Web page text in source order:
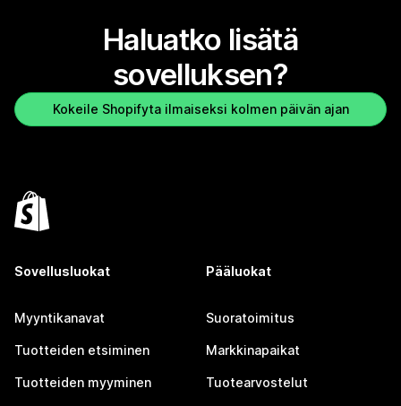
Haluatko lisätä
sovelluksen?
Kokeile Shopifyta ilmaiseksi kolmen päivän ajan
Sovellusluokat
Myyntikanavat
Tuotteiden etsiminen
Tuotteiden myyminen
Pääluokat
Suoratoimitus
Markkinapaikat
Tuotearvostelut